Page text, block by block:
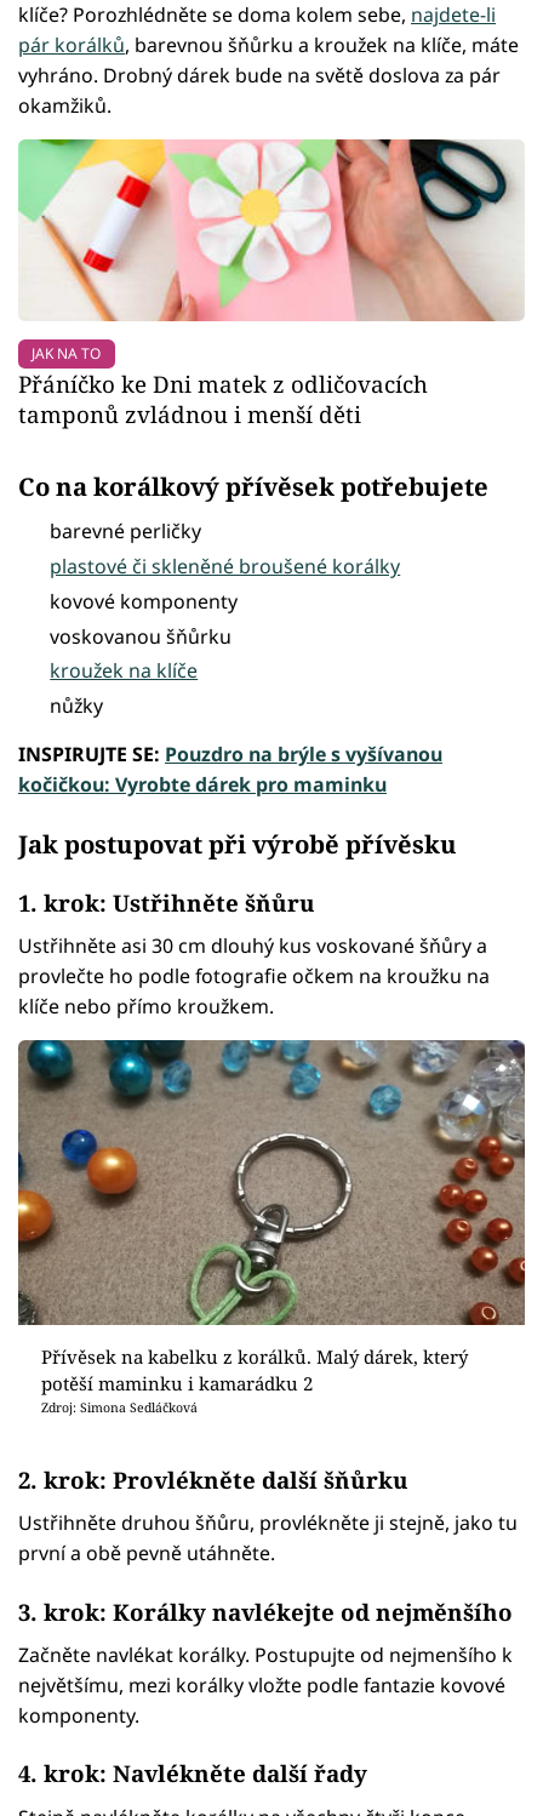
klíče? Porozhlédněte se doma kolem sebe, najdete-li
pár korálků, barevnou šňůrku a kroužek na klíče, máte
vyhráno. Drobný dárek bude na světě doslova za pár
okamžiků.
JAK NA TO
Přáníčko ke Dni matek z odličovacích
tamponů zvládnou i menší děti
Co na korálkový přívěsek potřebujete
barevné perličky
plastové či skleněné broušené korálky
kovové komponenty
voskovanou šňůrku
kroužek na klíče
nůžky
INSPIRUJTE SE: Pouzdro na brýle s vyšívanou
kočičkou: Vyrobte dárek pro maminku
Jak postupovat při výrobě přívěsku
1. krok: Ustřihněte šňůru
Ustřihněte asi 30 cm dlouhý kus voskované šňůry a
provlečte ho podle fotografie očkem na kroužku na
klíče nebo přímo kroužkem.
Přívěsek na kabelku z korálků. Malý dárek, který
potěší maminku i kamarádku 2
Zdroj: Simona Sedláčková
2. krok: Provlékněte další šňůrku
Ustřihněte druhou šňůru, provlékněte ji stejně, jako tu
první a obě pevně utáhněte.
3. krok: Korálky navlékejte od nejměnšího
Začněte navlékat korálky. Postupujte od nejmenšího k
největšímu, mezi korálky vložte podle fantazie kovové
komponenty.
4. krok: Navlékněte další řady